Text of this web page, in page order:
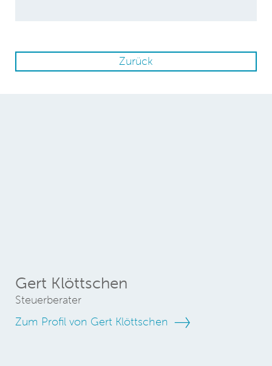
Zurück
Gert Klöttschen
Steuerberater
Zum Profil von Gert Klöttschen